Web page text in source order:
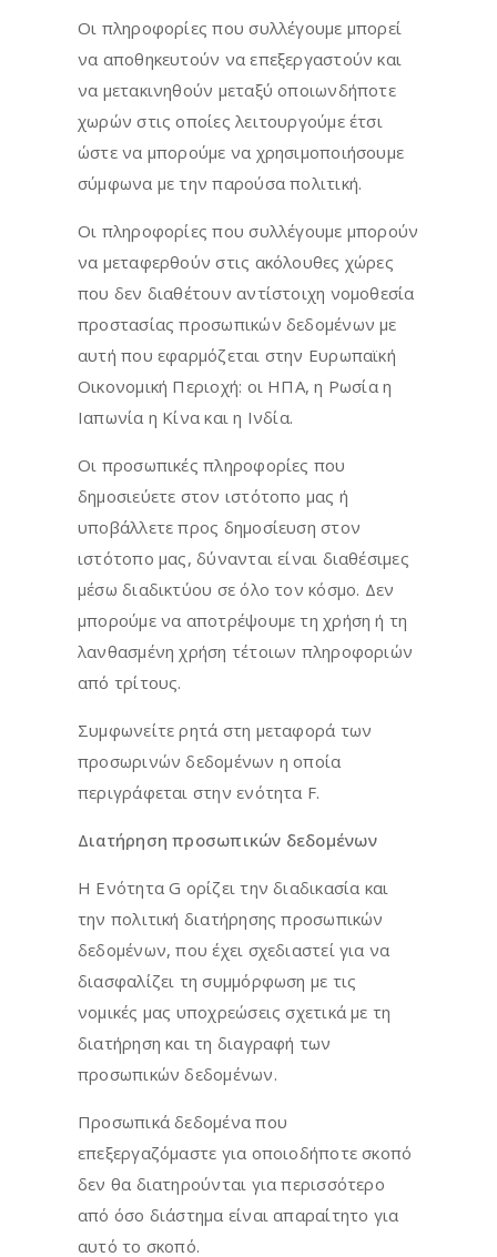
Οι πληροφορίες που συλλέγουμε μπορεί
να αποθηκευτούν να επεξεργαστούν και
να μετακινηθούν μεταξύ οποιωνδήποτε
χωρών στις οποίες λειτουργούμε έτσι
ώστε να μπορούμε να χρησιμοποιήσουμε
σύμφωνα με την παρούσα πολιτική.
Οι πληροφορίες που συλλέγουμε μπορούν
να μεταφερθούν στις ακόλουθες χώρες
που δεν διαθέτουν αντίστοιχη νομοθεσία
προστασίας προσωπικών δεδομένων με
αυτή που εφαρμόζεται στην Ευρωπαϊκή
Οικονομική Περιοχή: οι ΗΠΑ, η Ρωσία η
Ιαπωνία η Κίνα και η Ινδία.
Οι προσωπικές πληροφορίες που
δημοσιεύετε στον ιστότοπο μας ή
υποβάλλετε προς δημοσίευση στον
ιστότοπο μας, δύνανται είναι διαθέσιμες
μέσω διαδικτύου σε όλο τον κόσμο. Δεν
μπορούμε να αποτρέψουμε τη χρήση ή τη
λανθασμένη χρήση τέτοιων πληροφοριών
από τρίτους.
Συμφωνείτε ρητά στη μεταφορά των
προσωρινών δεδομένων η οποία
περιγράφεται στην ενότητα F.
Διατήρηση προσωπικών δεδομένων
Η Ενότητα G ορίζει την διαδικασία και
την πολιτική διατήρησης προσωπικών
δεδομένων, που έχει σχεδιαστεί για να
διασφαλίζει τη συμμόρφωση με τις
νομικές μας υποχρεώσεις σχετικά με τη
διατήρηση και τη διαγραφή των
προσωπικών δεδομένων.
Προσωπικά δεδομένα που
επεξεργαζόμαστε για οποιοδήποτε σκοπό
δεν θα διατηρούνται για περισσότερο
από όσο διάστημα είναι απαραίτητο για
αυτό το σκοπό.